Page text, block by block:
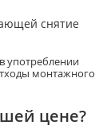
снятие
употреблении
монтажного
цене?